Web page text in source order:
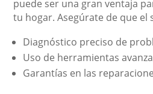
puede ser una gran ventaja
tu hogar. Asegúrate de que el
Diagnóstico preciso de
Uso de herramientas
Garantías en las